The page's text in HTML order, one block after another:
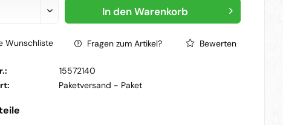
In denWarenkorb
Wunschliste Fragen zum Artikel? Bewerten
15572140
Paketversand - Paket